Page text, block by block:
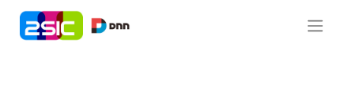
Zum Inhalt springen